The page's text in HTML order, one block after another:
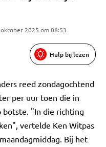
2025 om 08:53
Hulp bij lezen
reed zondagochtend
per uur toen die in
botste. "In die richting
vertelde Ken Witpas
Bij het